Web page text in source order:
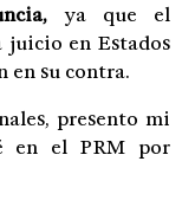
ya que el
juicio en Estados
en su contra.
presento mi
en el PRM por